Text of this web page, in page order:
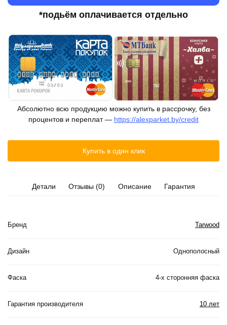
*подьём оплачивается отдельно
Абсолютно всю продукцию можно купить в рассрочку, без
процентов и переплат — https://alexparket.by/credit
Купить в один клик
Детали Отзывы (0) Описание Гарантия
Бренд Tarwood
Дизайн Однополосный
Фаска 4-х сторонняя фаска
Гарантия производителя 10 лет